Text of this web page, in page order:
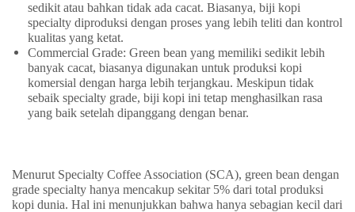
sedikit atau bahkan tidak ada cacat. Biasanya, biji kopi
specialty diproduksi dengan proses yang lebih teliti dan kontrol
kualitas yang ketat.
Commercial Grade: Green bean yang memiliki sedikit lebih
banyak cacat, biasanya digunakan untuk produksi kopi
komersial dengan harga lebih terjangkau. Meskipun tidak
sebaik specialty grade, biji kopi ini tetap menghasilkan rasa
yang baik setelah dipanggang dengan benar.
Menurut Specialty Coffee Association (SCA), green bean dengan
grade specialty hanya mencakup sekitar 5% dari total produksi
kopi dunia. Hal ini menunjukkan bahwa hanya sebagian kecil dari